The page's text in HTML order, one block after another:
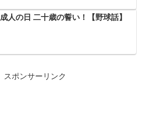
成人の日 二十歳の誓い！【野球話】
スポンサーリンク